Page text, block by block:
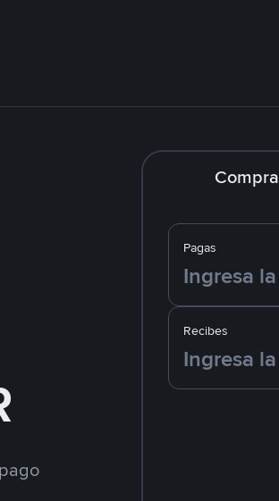
Compra
Pagas
Recibes